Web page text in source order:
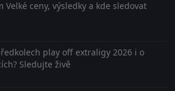
Velké ceny, výsledky a kde sledovat
play off extraligy 2026 i o
Sledujte živě